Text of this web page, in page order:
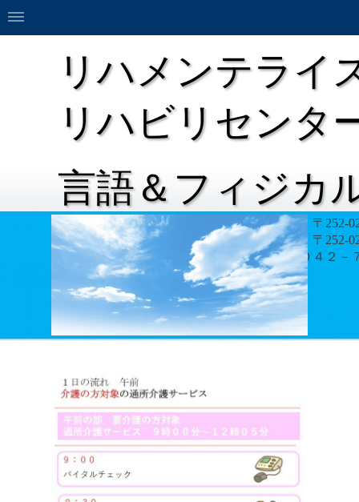
リハメンテライ
リハビリセンタ
言語＆フィジカ
リハメンテライズ相模原リハビリセンター 〒252-
言語＆フィジカルリハメンテライズ 〒252-
電話 ０４２－７０７－９４１５ FAX ０４２－